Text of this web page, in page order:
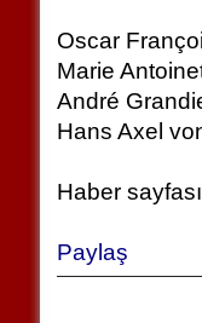
Oscar
Marie
André
Hans Axel
Haber
Paylaş